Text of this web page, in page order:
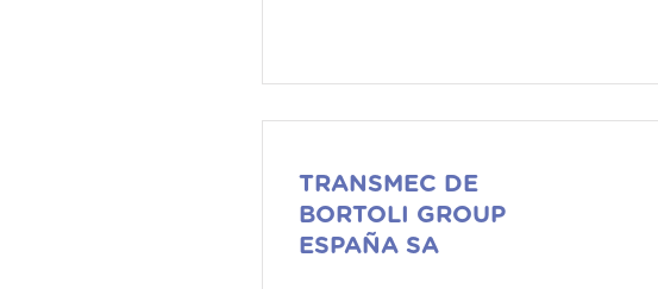
TRANSMEC DE
BORTOLI GROUP
ESPAÑA SA